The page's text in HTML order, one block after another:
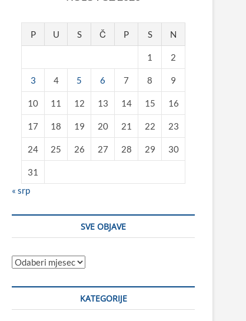
P U S Č P S N
1 2
3 4 5 6 7 8 9
10 11 12 13 14 15 16
17 18 19 20 21 22 23
24 25 26 27 28 29 30
31
« srp
SVE OBJAVE
Sve
KATEGORIJE